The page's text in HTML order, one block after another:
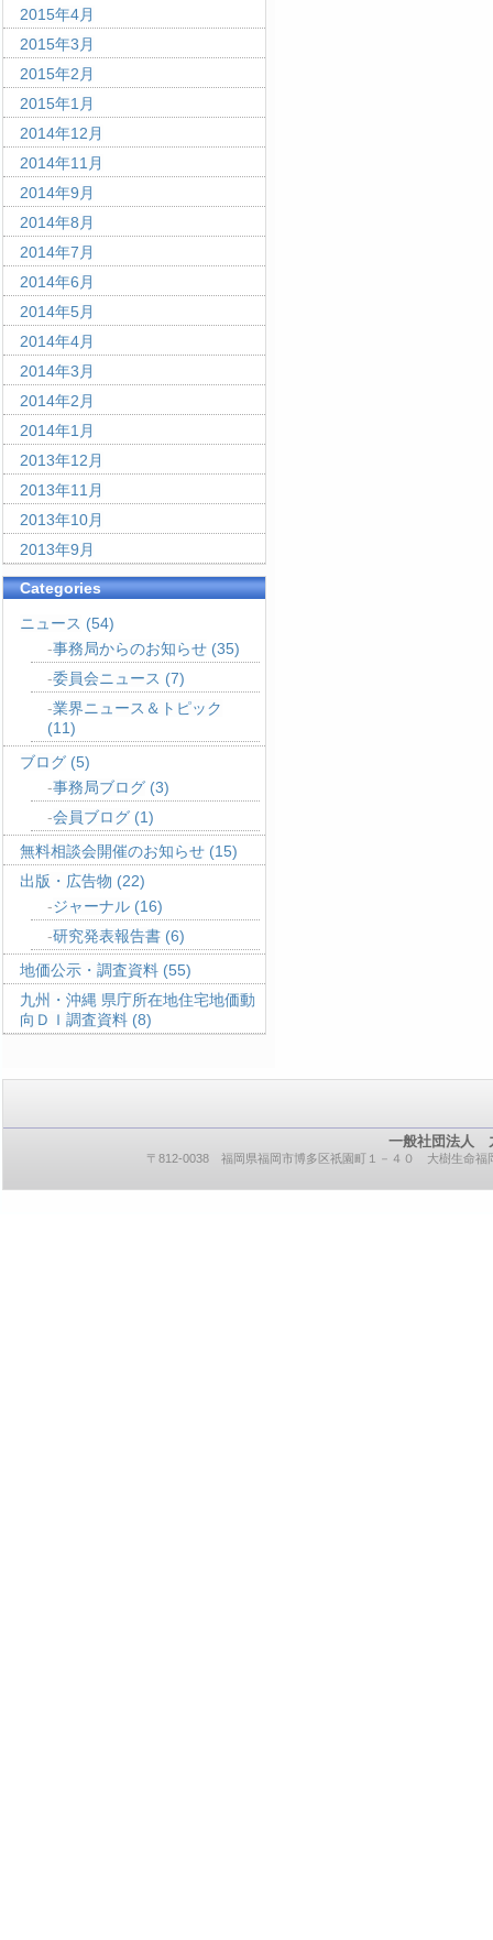
2015年4月
2015年3月
2015年2月
2015年1月
2014年12月
2014年11月
2014年9月
2014年8月
2014年7月
2014年6月
2014年5月
2014年4月
2014年3月
2014年2月
2014年1月
2013年12月
2013年11月
2013年10月
2013年9月
Categories
ニュース (54)
事務局からのお知らせ (35)
委員会ニュース (7)
業界ニュース＆トピック
(11)
ブログ (5)
事務局ブログ (3)
会員ブログ (1)
無料相談会開催のお知らせ (15)
出版・広告物 (22)
ジャーナル (16)
研究発表報告書 (6)
地価公示・調査資料 (55)
九州・沖縄 県庁所在地住宅地価動
向ＤＩ調査資料 (8)
一般社団法人
〒812-0038 福岡県福岡市博多区祇園町１－４０ 大樹生命